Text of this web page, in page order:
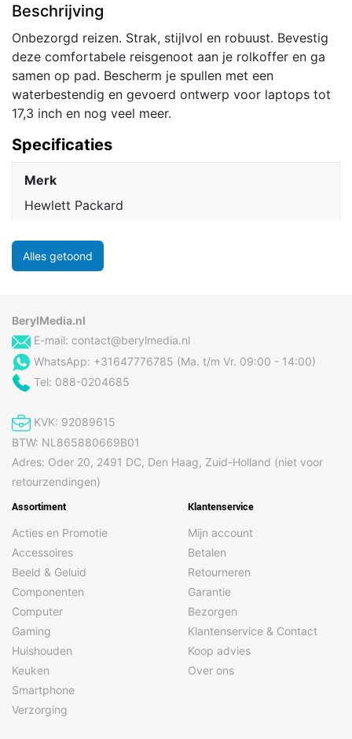
Beschrijving
Onbezorgd reizen. Strak, stijlvol en robuust. Bevestig
deze comfortabele reisgenoot aan je rolkoffer en ga
samen op pad. Bescherm je spullen met een
waterbestendig en gevoerd ontwerp voor laptops tot
17,3 inch en nog veel meer.
Specificaties
Merk
Hewlett Packard
Alles getoond
BerylMedia.nl
E-mail: contact@berylmedia.nl
WhatsApp: +31647776785 (Ma. t/m Vr. 09:00 - 14:00)
Tel: 088-0204685
KVK: 92089615
BTW: NL865880669B01
Adres: Oder 20, 2491 DC, Den Haag, Zuid-Holland (niet voor
retourzendingen)
Assortiment
Acties en Promotie
Accessoires
Beeld & Geluid
Componenten
Computer
Gaming
Huishouden
Keuken
Smartphone
Verzorging
Klantenservice
Mijn account
Betalen
Retourneren
Garantie
Bezorgen
Klantenservice & Contact
Koop advies
Over ons